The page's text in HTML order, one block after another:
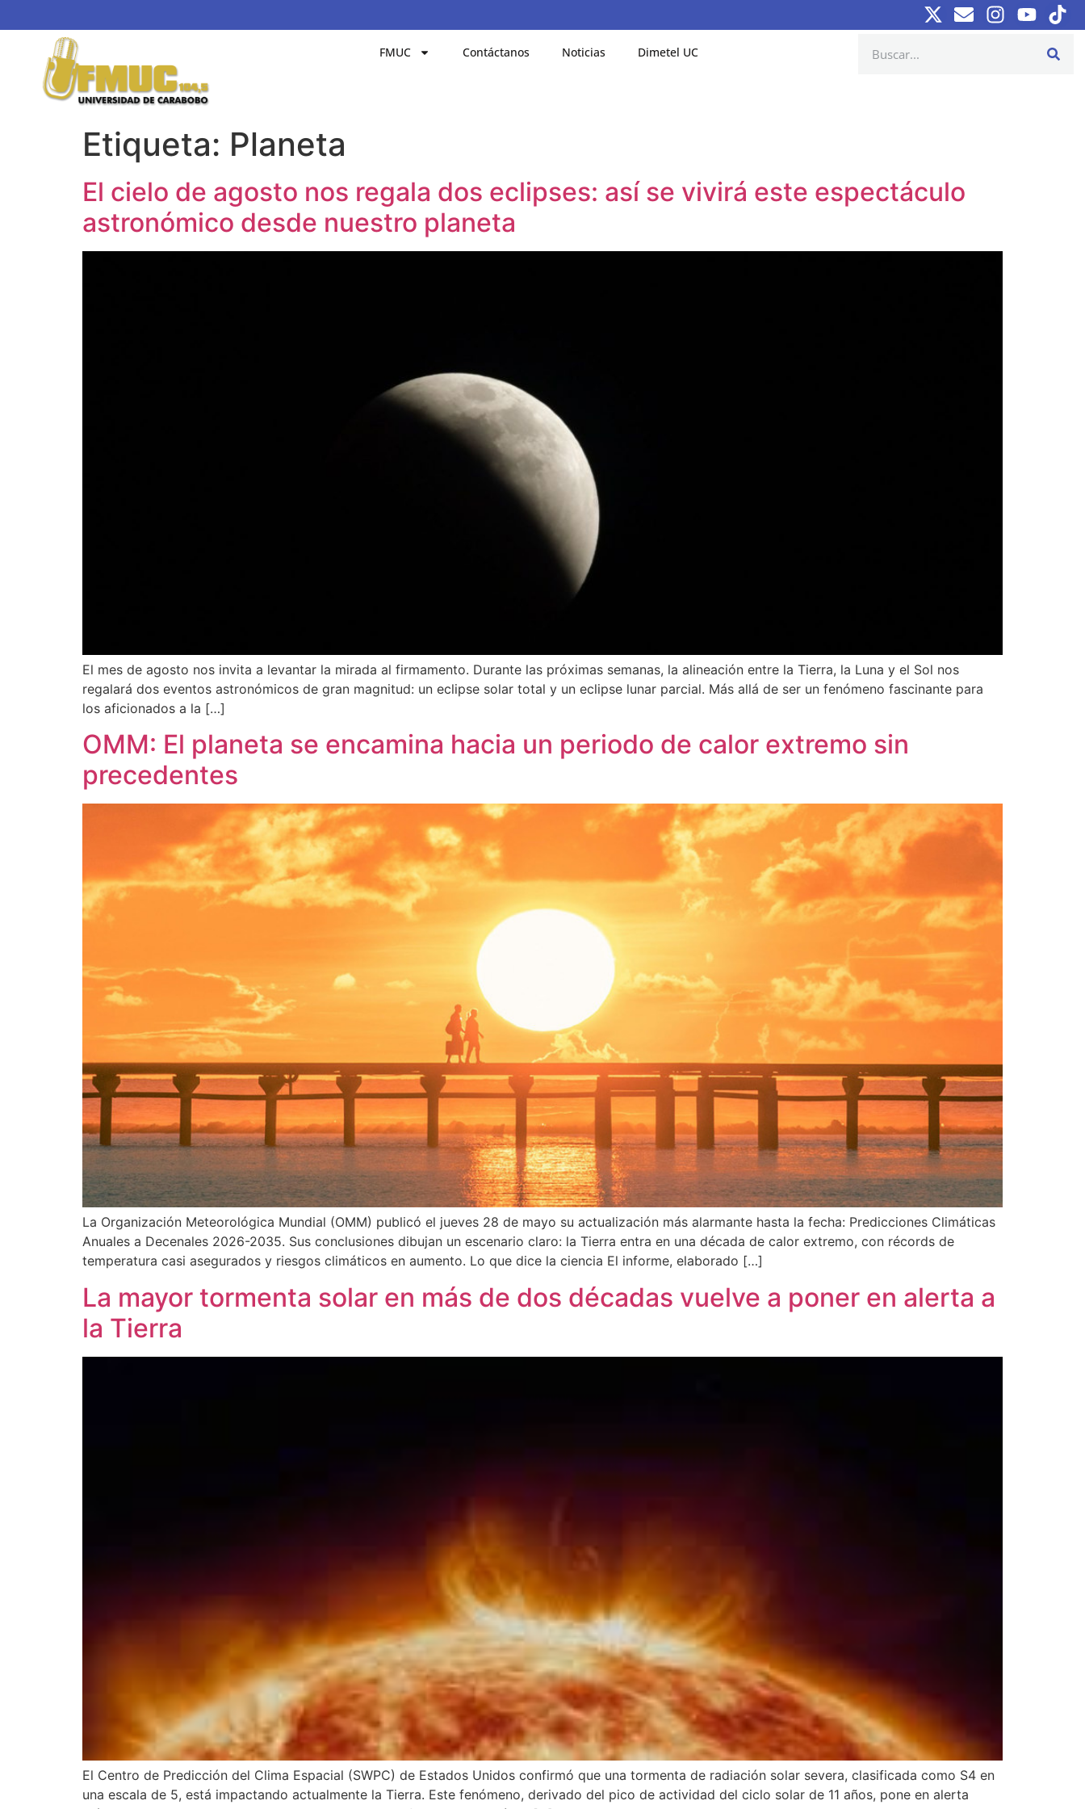
FMUC Contáctanos Noticias Dimetel UC
Etiqueta: Planeta
El cielo de agosto nos regala dos eclipses: así se vivirá este espectáculo
astronómico desde nuestro planeta
El mes de agosto nos invita a levantar la mirada al firmamento. Durante las próximas semanas, la alineación entre la Tierra, la Luna y el Sol nos
regalará dos eventos astronómicos de gran magnitud: un eclipse solar total y un eclipse lunar parcial. Más allá de ser un fenómeno fascinante para
los aficionados a la […]
OMM: El planeta se encamina hacia un periodo de calor extremo sin
precedentes
La Organización Meteorológica Mundial (OMM) publicó el jueves 28 de mayo su actualización más alarmante hasta la fecha: Predicciones Climáticas
Anuales a Decenales 2026-2035. Sus conclusiones dibujan un escenario claro: la Tierra entra en una década de calor extremo, con récords de
temperatura casi asegurados y riesgos climáticos en aumento. Lo que dice la ciencia El informe, elaborado […]
La mayor tormenta solar en más de dos décadas vuelve a poner en alerta a
la Tierra
El Centro de Predicción del Clima Espacial (SWPC) de Estados Unidos confirmó que una tormenta de radiación solar severa, clasificada como S4 en
una escala de 5, está impactando actualmente la Tierra. Este fenómeno, derivado del pico de actividad del ciclo solar de 11 años, pone en alerta